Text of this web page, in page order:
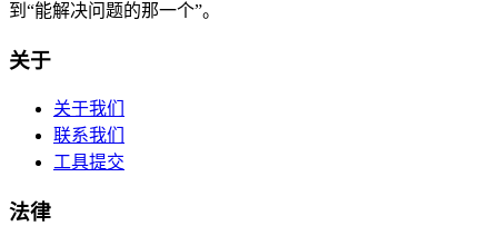
到“能解决问题的那一个”。
关于
关于我们
联系我们
工具提交
法律